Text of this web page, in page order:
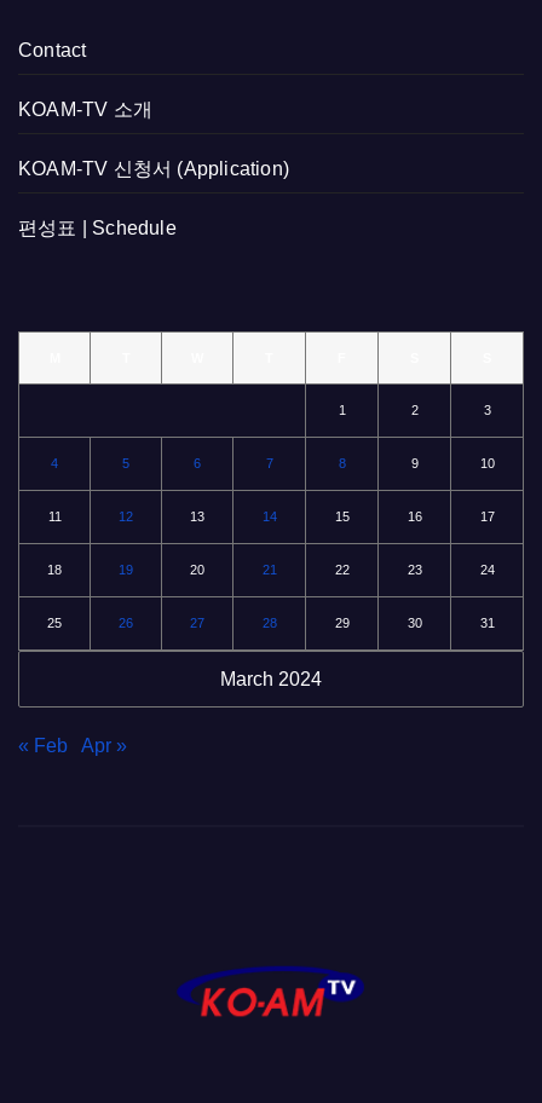
Contact
KOAM-TV 소개
KOAM-TV 신청서 (Application)
편성표 | Schedule
March 2024
1 2 3
4 5 6 7 8 9 10
11 12 13 14 15 16 17
18 19 20 21 22 23 24
25 26 27 28 29 30 31
« Feb Apr »